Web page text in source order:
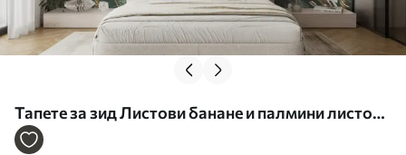
Тапете за зид Листови банане и палмини листови
бр. u53279